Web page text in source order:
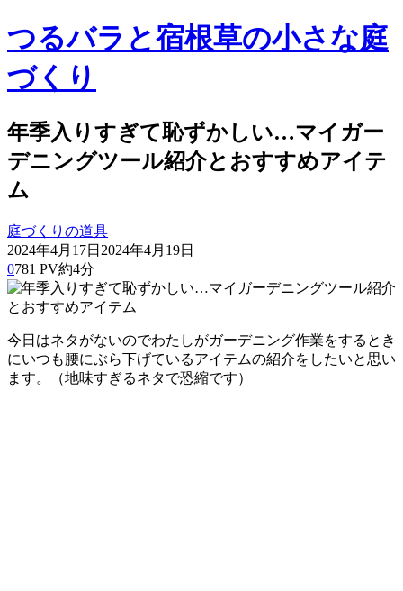
つるバラと宿根草の小さな庭
づくり
年季入りすぎて恥ずかしい…マイガー
デニングツール紹介とおすすめアイテ
ム
庭づくりの道具
2024年4月17日 2024年4月19日
0781 PV約4分
今日はネタがないのでわたしがガーデニング作業をするとき
にいつも腰にぶら下げているアイテムの紹介をしたいと思い
ます。（地味すぎるネタで恐縮です）